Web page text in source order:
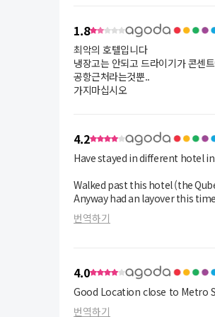
1.8
최악의 호텔입니다
냉장고는 안되고 드라이기가 콘센
공항근처라는것뿐..
가지마십시오
4.2
Have stayed in different hotel in the many different months of my visit in Shanghai.
Walked past this hotel (the
Anyway had an layover this time for one night only. Hotel location good near metro station 4 stops away to
airport. Good value , hotel lobby is huge n feel luxurious,with free coffee n tea ,including free
a kudos of the hotel.
guess). but other than
freshness .if not the stench is
Anyway my main concern was
번역하기
4.0
Good Location close to Metro
번역하기